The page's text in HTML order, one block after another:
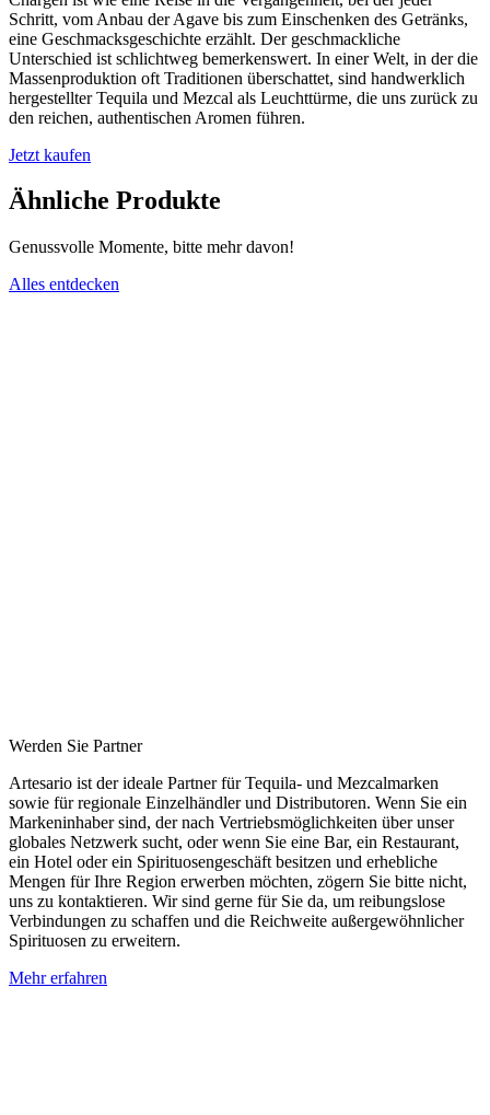
Schritt, vom Anbau der Agave bis zum Einschenken des Getränks,
eine Geschmacksgeschichte erzählt. Der geschmackliche
Unterschied ist schlichtweg bemerkenswert. In einer Welt, in der die
Massenproduktion oft Traditionen überschattet, sind handwerklich
hergestellter Tequila und Mezcal als Leuchttürme, die uns zurück zu
den reichen, authentischen Aromen führen.
Jetzt kaufen
Ähnliche Produkte
Genussvolle Momente, bitte mehr davon!
Alles entdecken
Werden Sie Partner
Artesario ist der ideale Partner für Tequila- und Mezcalmarken
sowie für regionale Einzelhändler und Distributoren. Wenn Sie ein
Markeninhaber sind, der nach Vertriebsmöglichkeiten über unser
globales Netzwerk sucht, oder wenn Sie eine Bar, ein Restaurant,
ein Hotel oder ein Spirituosengeschäft besitzen und erhebliche
Mengen für Ihre Region erwerben möchten, zögern Sie bitte nicht,
uns zu kontaktieren. Wir sind gerne für Sie da, um reibungslose
Verbindungen zu schaffen und die Reichweite außergewöhnlicher
Spirituosen zu erweitern.
Mehr erfahren